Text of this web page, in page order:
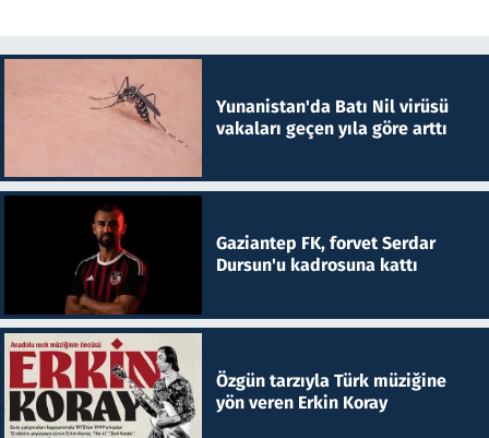
Yunanistan'da Batı Nil virüsü
vakaları geçen yıla göre arttı
Gaziantep FK, forvet Serdar
Dursun'u kadrosuna kattı
Özgün tarzıyla Türk müziğine
yön veren Erkin Koray